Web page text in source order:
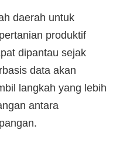
daerah untuk
produktif
dipantau sejak
data akan
langkah yang lebih
antara